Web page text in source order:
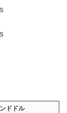
ドドル